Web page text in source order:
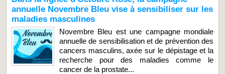
annuelle Novembre Bleu vise à sensibiliser sur les
maladies masculines
Novembre Bleu est une campagne mondiale
annuelle de sensibilisation et de prévention des
cancers masculins, axée sur le dépistage et la
recherche pour des maladies comme le
cancer de la prostate...